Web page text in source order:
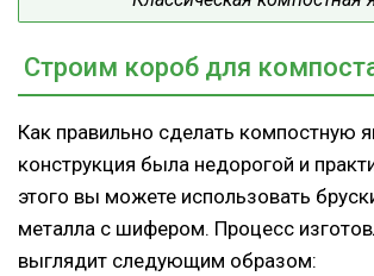
Строим короб для
Как правильно сделать компостную
конструкция была недорогой и
этого вы можете использовать
металла с шифером. Процесс
выглядит следующим образом: